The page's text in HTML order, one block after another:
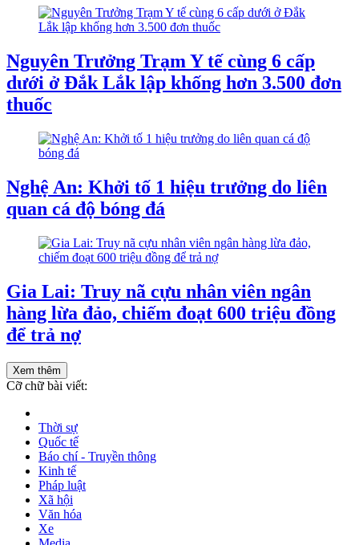
Nguyên Trưởng Trạm Y tế cùng 6 cấp
dưới ở Đắk Lắk lập khống hơn 3.500 đơn
thuốc
Nghệ An: Khởi tố 1 hiệu trưởng do liên
quan cá độ bóng đá
Gia Lai: Truy nã cựu nhân viên ngân
hàng lừa đảo, chiếm đoạt 600 triệu đồng
để trả nợ
Xem thêm
Cỡ chữ bài viết:
Thời sự
Quốc tế
Báo chí - Truyền thông
Kinh tế
Pháp luật
Xã hội
Văn hóa
Xe